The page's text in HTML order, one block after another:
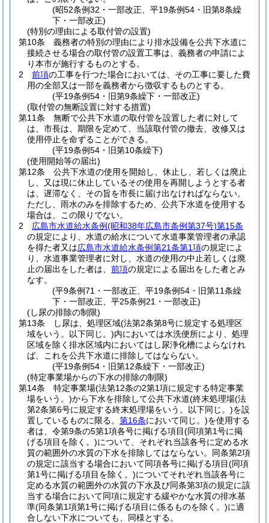
(昭52条例32・一部改正、平19条例54・旧第8条繰
下・一部改正)
(特別の理由による取付管の設置)
第10条
義務者の特別の理由により排水設備を公共下水道に
接続させる場合の取付管の設置工事は、義務者の申請によ
り本市が施行するものとする。
2
前項の工事を行つた場合においては、その工事に要した費
用の全部又は一部を義務者から徴収するものとする。
(平19条例54・旧第9条繰下・一部改正)
(取付管の無断設置に対する措置)
第11条
無断で公共下水道の取付管を設置した者に対して
は、市長は、期限を定めて、当該取付管の撤去、改修又は
使用停止を命ずることができる。
(平19条例54・旧第10条繰下)
(使用開始等の届出)
第12条
公共下水道の使用を開始し、休止し、若しくは廃止
し、又は現に休止しているその使用を再開しようとする者
は、遅滞なく、その旨を市長に届け出なければならない。
ただし、雨水のみを排除するため、公共下水道を使用する
場合は、この限りでない。
2
広島市水道給水条例(昭和38年広島市条例第37号)第15条
の規定により、水道の給水について水道事業管理者の承認
を得た者又は広島市水道給水条例第21条第1項の規定によ
り、水道事業管理者に対し、水道の使用の中止若しくは廃
止の届出をした者は、 前項の規定による届出をした者とみ
なす。
(平9条例71・一部改正、平19条例54・旧第11条繰
下・一部改正、平25条例21・一部改正)
(し尿の排除の制限)
第13条
し尿は、処理区域(法第2条第8号に規定する処理区
域をいう。以下同じ。)内においては水洗便所により、処理
区域を除く排水区域内においてはし尿浄化槽によらなけれ
ば、これを公共下水道に排除してはならない。
(平19条例54・旧第12条繰下・一部改正)
(特定事業場からの下水の排除の制限)
第14条
特定事業場(法第12条の2第1項に規定する特定事業
場をいう。)から下水を排除して公共下水道(終末処理場(法
第2条第6号に規定する終末処理場をいう。以下同じ。)を設
置しているものに限る。 第16条において同じ。)を使用する
者は、令第9条の5第1項各号に掲げる項目(同項第1号に掲
げる項目を除く。)について、それぞれ当該各号に定める水
質の範囲外の水質の下水を排除してはならない。 同条第2項
の規定に該当する場合において同項各号に掲げる項目(同項
第1号に掲げる項目を除く。)についてそれぞれ当該各号に
定める水質の範囲外の水質の下水及び同条第3項の規定に該
当する場合において同項に規定する緩やかな水質の排水基
準(同条第1項第1号に掲げる項目に係るものを除く。)に適
合しない下水についても、同様とする。